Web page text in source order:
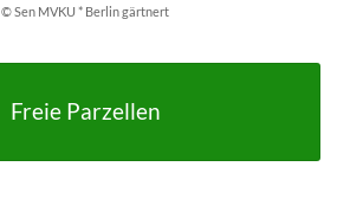
© Sen MVKU * Berlin gärtnert
Freie Parzellen